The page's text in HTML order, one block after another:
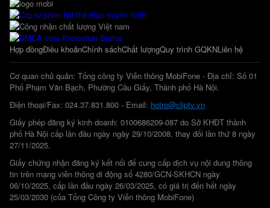
Hợp đồngĐiều khoảnChính sáchChất lượngQuy trình GQKNLiên hệ
Cơ quan chủ quản: Tổng công ty Viễn thông MobiFone - Địa chỉ: Số 01
Phố Phạm Văn Bạch, Phường Cầu Giấy, Thành phố Hà Nội.
Điện thoại/Fax: 024.37.831.800 - Email: hotro@cliptv.vn
Giấy phép đăng ký kinh doanh: 0100686209-087 do Sở KHĐT thành
phố Hà Nội cấp lần đầu ngày ngày 29/10/2008, thay đổi lần thứ 8 ngày
27/11/2025.
Giấy chứng nhận đăng ký kết nối để cung cấp dịch vụ nội dung thông
tin trên mạng viễn thông di động số 4280/GCN-SKHCN ngày
06/10/2025, cấp lần đầu ngày 26/03/2025, có giá trị đến hết ngày
25/03/2030 (của Tổng Công ty Viễn thông MobiFone)